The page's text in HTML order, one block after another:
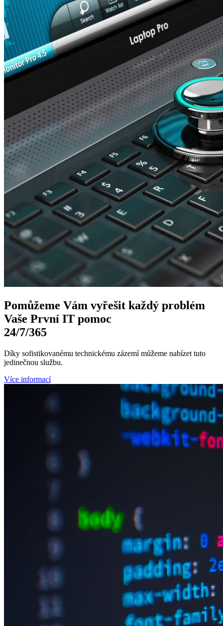
Pomůžeme Vám vyřešit každý problém
Vaše První IT pomoc
24/7/365
Díky sofistikovanému technickému zázemí můžeme nabízet tuto
jedinečnou službu.
Více informací